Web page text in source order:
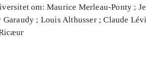
om: Maurice Merleau-Ponty ;
Garaudy ; Louis Althusser ; Claude